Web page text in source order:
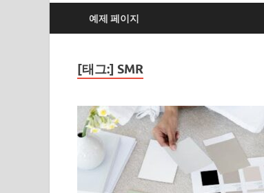
예제 페이지
[태그:] SMR